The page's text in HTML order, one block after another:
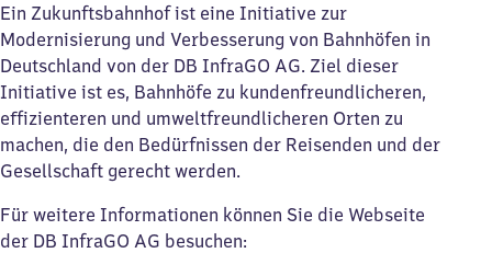
Ein Zukunftsbahnhof ist eine Initiative zur
Modernisierung und Verbesserung von Bahnhöfen in
Deutschland von der DB InfraGO AG. Ziel dieser
Initiative ist es, Bahnhöfe zu kundenfreundlicheren,
effizienteren und umweltfreundlicheren Orten zu
machen, die den Bedürfnissen der Reisenden und der
Gesellschaft gerecht werden.
Für weitere Informationen können Sie die Webseite
der DB InfraGO AG besuchen: